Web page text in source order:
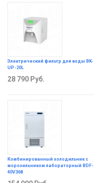
Электрический фильтр для воды BK-
UP-20L
28 790 Руб.
Комбинированный холодильник с
морозильником лабораторный BDF-
40V368